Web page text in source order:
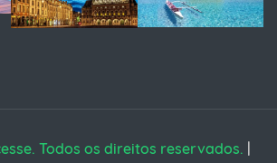
Todos os direitos reservados. |